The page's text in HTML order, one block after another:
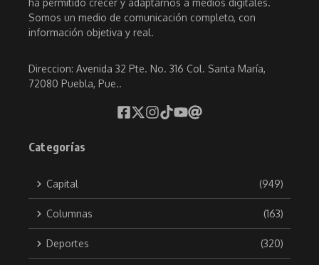
ha permitido crecer y adaptarnos a medios digitales.
Somos un medio de comunicación completo, con
información objetiva y real.
Direccion: Avenida 32 Pte. No. 316 Col. Santa María,
72080 Puebla, Pue..
Categorías
Capital (949)
Columnas (163)
Deportes (320)